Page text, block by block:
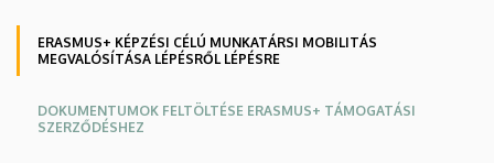
Nemzetközi
Kapcsolatok
Központja
Oldalmenü
ERASMUS+ KÉPZÉSI CÉLÚ MUNKATÁRSI MOBILITÁS
MEGVALÓSÍTÁSA LÉPÉSRŐL LÉPÉSRE
DOKUMENTUMOK FELTÖLTÉSE ERASMUS+ TÁMOGATÁSI
SZERZŐDÉSHEZ